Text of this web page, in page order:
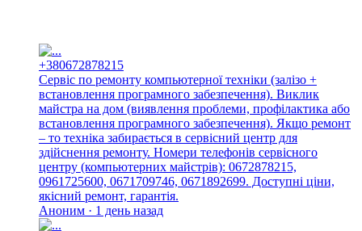
+380672878215
Сервіс по ремонту компьютерної техніки (залізо +
встановлення програмного забезпечення). Виклик
майстра на дом (виявлення проблеми, профілактика або
встановлення програмного забезпечення). Якщо ремонт
– то техніка забирається в сервісний центр для
здійснення ремонту. Номери телефонів сервісного
центру (компьютерних майстрів): 0672878215,
0961725600, 0671709746, 0671892699. Доступні ціни,
якісний ремонт, гарантія.
Аноним · 1 день назад